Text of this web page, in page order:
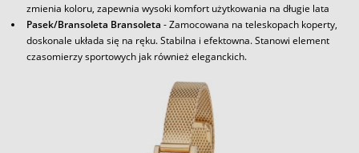
zmienia koloru, zapewnia wysoki komfort użytkowania na długie lata
Pasek/Bransoleta Bransoleta - Zamocowana na teleskopach koperty,
doskonale układa się na ręku. Stabilna i efektowna. Stanowi element
czasomierzy sportowych jak również eleganckich.